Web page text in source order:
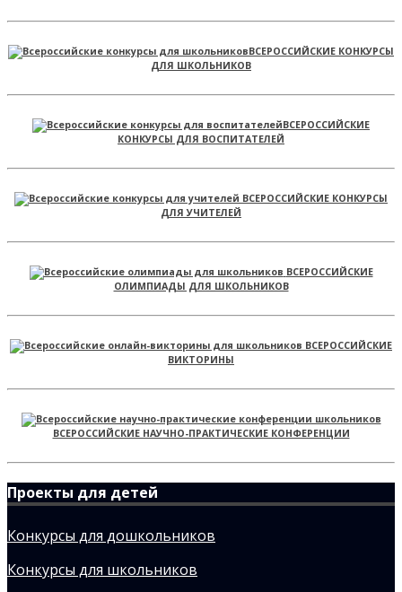
ВСЕРОССИЙСКИЕ КОНКУРСЫ
ДЛЯ ШКОЛЬНИКОВ
ВСЕРОССИЙСКИЕ
КОНКУРСЫ ДЛЯ ВОСПИТАТЕЛЕЙ
ВСЕРОССИЙСКИЕ КОНКУРСЫ
ДЛЯ УЧИТЕЛЕЙ
ВСЕРОССИЙСКИЕ
ОЛИМПИАДЫ ДЛЯ ШКОЛЬНИКОВ
ВСЕРОССИЙСКИЕ
ВИКТОРИНЫ
ВСЕРОССИЙСКИЕ НАУЧНО-ПРАКТИЧЕСКИЕ КОНФЕРЕНЦИИ
Проекты для детей
Конкурсы для дошкольников
Конкурсы для школьников